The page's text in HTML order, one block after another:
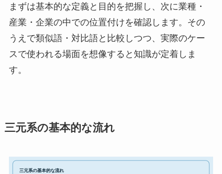
まずは基本的な定義と目的を把握し、次に業種・
産業・企業の中での位置付けを確認します。その
うえで類似語・対比語と比較しつつ、実際のケー
スで使われる場面を想像すると知識が定着しま
す。
三元系の基本的な流れ
三元系の基本的な流れ